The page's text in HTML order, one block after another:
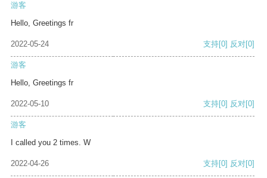
游客
Hello, Greetings fr
2022-05-24 支持[0] 反对[0]
游客
Hello, Greetings fr
2022-05-10 支持[0] 反对[0]
游客
I called you 2 times. W
2022-04-26 支持[0] 反对[0]